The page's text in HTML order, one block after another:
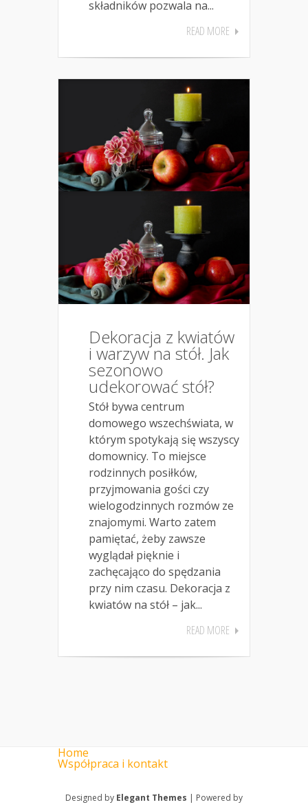
składników pozwala na...
READ MORE
Dekoracja z kwiatów
i warzyw na stół. Jak
sezonowo
udekorować stół?
Stół bywa centrum
domowego wszechświata, w
którym spotykają się wszyscy
domownicy. To miejsce
rodzinnych posiłków,
przyjmowania gości czy
wielogodzinnych rozmów ze
znajomymi. Warto zatem
pamiętać, żeby zawsze
wyglądał pięknie i
zachęcająco do spędzania
przy nim czasu. Dekoracja z
kwiatów na stół – jak...
READ MORE
Home
Współpraca i kontakt
Designed by Elegant Themes | Powered by